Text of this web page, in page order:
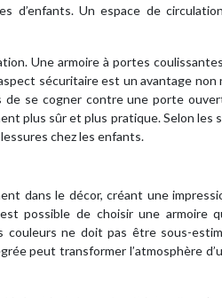
d’enfants. Un espace de
Une armoire à portes
sécuritaire est un avantage non
se cogner contre une porte
plus sûr et plus pratique. Selon les
chez les enfants.
dans le décor, créant une
possible de choisir une armoire
couleurs ne doit pas être sous-
peut transformer l’atmosphère